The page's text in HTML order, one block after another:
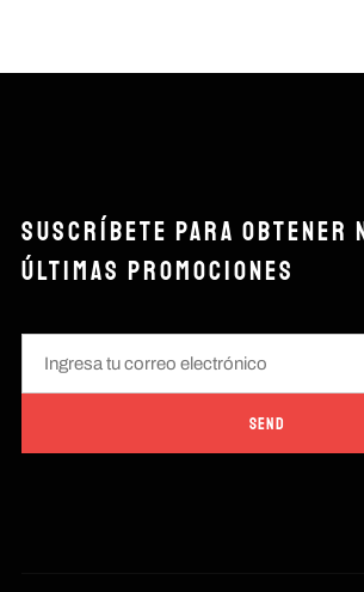
SUSCRÍBETE PARA OBTENER
ÚLTIMAS PROMOCIONES